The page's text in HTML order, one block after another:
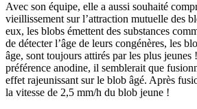
Avec son équipe, elle a aussi souhaité
vieillissement sur l’attraction mutuelle des
eux, les blobs émettent des substances
de détecter l’âge de leurs congénères, les
âge, sont toujours attirés par les plus jeunes
préférence anodine, il semblerait que
effet rajeunissant sur le blob âgé. Après
la vitesse de 2,5 mm/h du blob jeune !